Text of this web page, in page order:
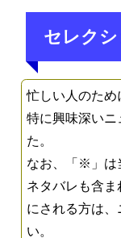
セレク
忙しい人のため
特に興味深いニ
た。
なお、「※」は
ネタバレも含
にされる方は、
い。